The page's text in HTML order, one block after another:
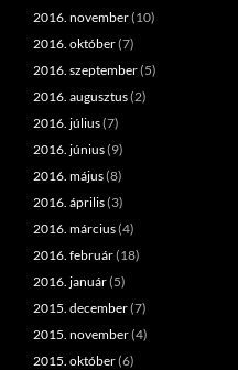
2016. november(10)
2016. október(7)
2016. szeptember(5)
2016. augusztus(2)
2016. július(7)
2016. június(9)
2016. május(8)
2016. április(3)
2016. március(4)
2016. február(18)
2016. január(5)
2015. december(7)
2015. november(4)
2015. október(6)